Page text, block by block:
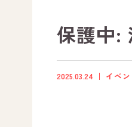
保護中:
2025.03.24 イベ